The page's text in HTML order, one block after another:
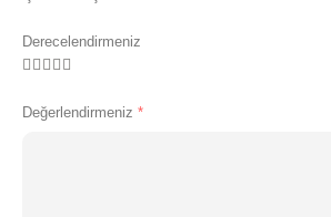
Derecelendirmeniz
Değerlendirmeniz *